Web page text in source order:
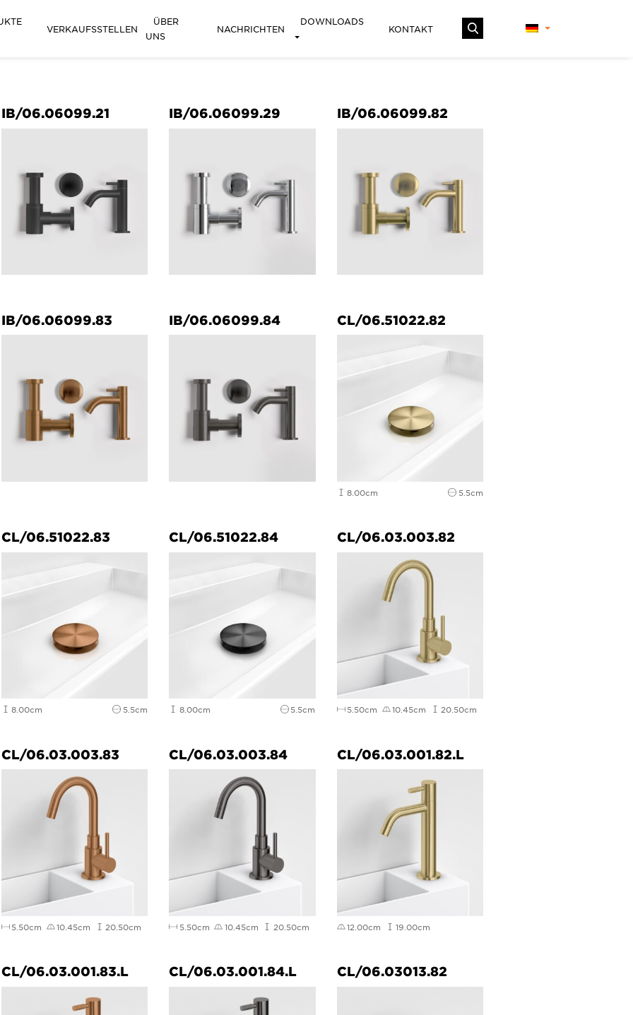
VERKAUFSSTELLEN
ÜBER
UNS
NACHRICHTEN
DOWNLOADS
KONTAKT
IB/06.06099.21 IB/06.06099.29 IB/06.06099.82
IB/06.06099.83 IB/06.06099.84 CL/06.51022.82
8.00cm 5.5cm
CL/06.51022.83
8.00cm 5.5cm
CL/06.51022.84
8.00cm 5.5cm
CL/06.03.003.82
5.50cm 10.45cm 20.50cm
CL/06.03.003.83
5.50cm 10.45cm 20.50cm
CL/06.03.003.84
5.50cm 10.45cm 20.50cm
CL/06.03.001.82.L
12.00cm 19.00cm
CL/06.03.001.83.L CL/06.03.001.84.L CL/06.03013.82